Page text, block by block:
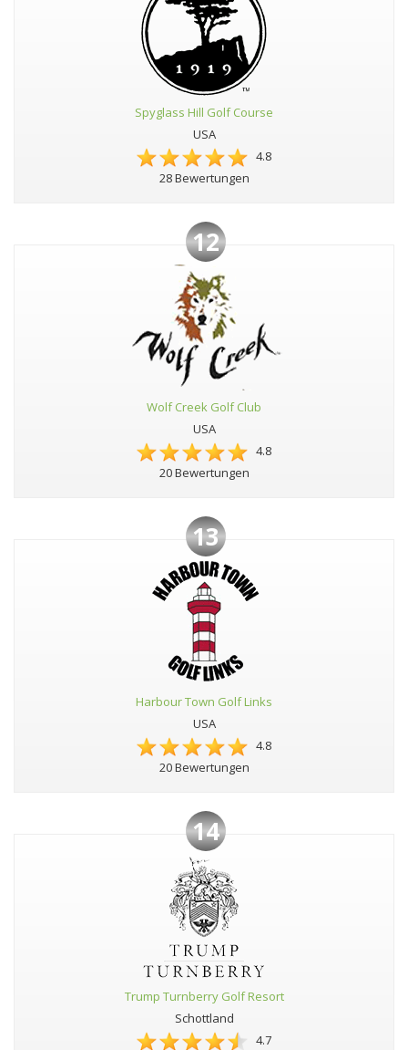
Spyglass Hill Golf Course
USA
4.8
28 Bewertungen
12
Wolf Creek Golf Club
USA
4.8
20 Bewertungen
13
Harbour Town Golf Links
USA
4.8
20 Bewertungen
14
Trump Turnberry Golf Resort
Schottland
4.7